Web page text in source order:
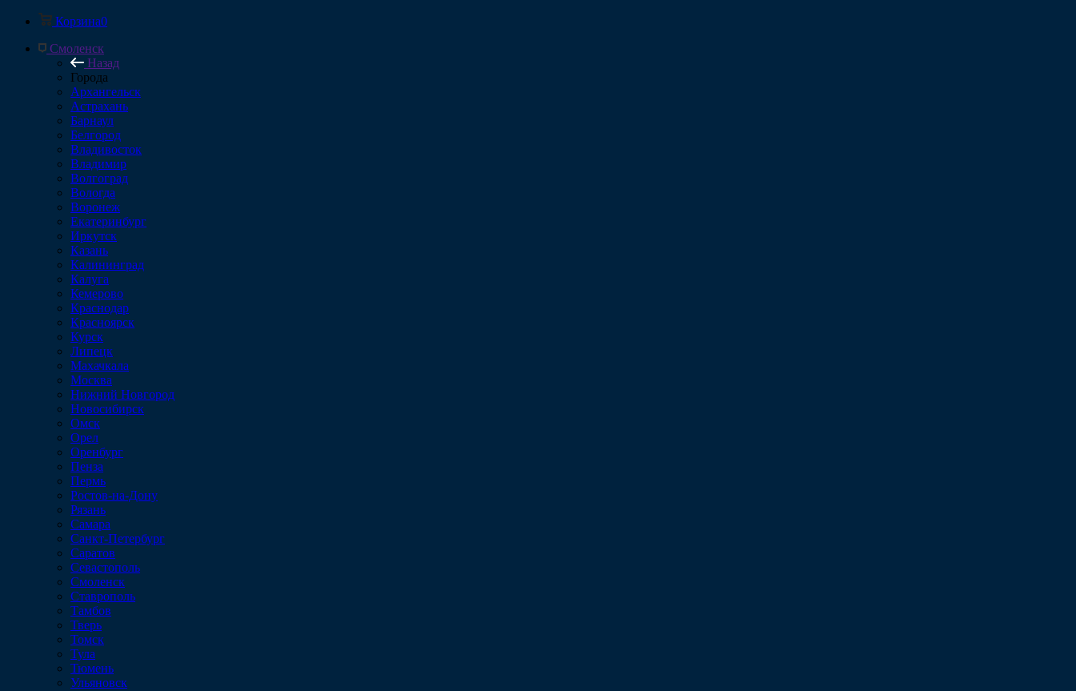
Корзина0
Смоленск
Назад
Города
Архангельск
Астрахань
Барнаул
Белгород
Владивосток
Владимир
Волгоград
Вологда
Воронеж
Екатеринбург
Иркутск
Казань
Калининград
Калуга
Кемерово
Краснодар
Красноярск
Курск
Липецк
Махачкала
Москва
Нижний Новгород
Новосибирск
Омск
Орел
Оренбург
Пенза
Пермь
Ростов-на-Дону
Рязань
Самара
Санкт-Петербург
Саратов
Севастополь
Смоленск
Ставрополь
Тамбов
Тверь
Томск
Тула
Тюмень
Ульяновск